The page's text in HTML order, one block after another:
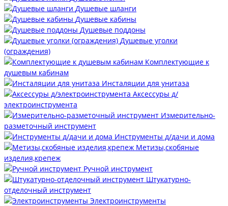
Душевые шланги
Душевые кабины
Душевые поддоны
Душевые уголки
(ограждения)
Комплектующие к
душевым кабинам
Инсталяции для унитаза
Аксессуры д/
электроинструмента
Измерительно-
разметочный инструмент
Инструменты д/дачи и дома
Метизы,скобяные
изделия,крепеж
Ручной инструмент
Штукатурно-
отделочный инструмент
Электроинструменты